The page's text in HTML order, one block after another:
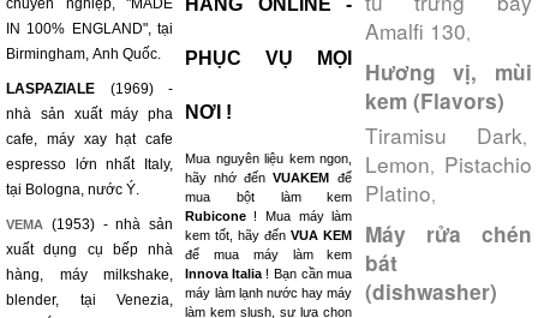
chuyên nghiệp, "MADE
IN 100% ENGLAND", tại
Birmingham, Anh Quốc.
LASPAZIALE (1969) -
nhà sản xuất máy pha
cafe, máy xay hạt cafe
espresso lớn nhất Italy,
tại Bologna, nước Ý.
VEMA
(1953) - nhà sản
xuất dụng cụ bếp nhà
hàng, máy milkshake,
blender, tại Venezia,
HÀNG ONLINE -
PHỤC VỤ MỌI
NƠI !
Mua nguyên liệu kem ngon,
hãy nhớ đếnVUAKEM
để
mua bột làm kem
Rubicone ! Mua máy làm
kem tốt, hãy đếnVUA KEM
để mua máy làm kem
Innova Italia ! Bạn cần mua
máy làm lạnh nước hay máy
làm kem slush, sự lựa chọn
Amalfi 130,
Hương vị, mùi
kem (Flavors)
Tiramisu Dark,
Lemon, Pistachio
Platino,
Máy rửa chén
bát
(dishwasher)